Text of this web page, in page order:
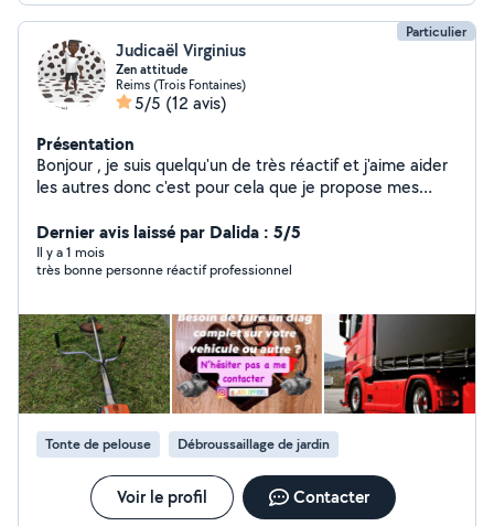
rapidement.
Particulier
Judicaël Virginius
Zen attitude
Reims (Trois Fontaines)
5/5 (12 avis)
Présentation
Bonjour , je suis quelqu'un de très réactif et j'aime aider
les autres donc c'est pour cela que je propose mes
Dernier avis laissé par Dalida : 5/5
Il y a 1 mois
très bonne personne réactif professionnel
Tonte de pelouse Débroussaillage de jardin
Voir le profil Contacter